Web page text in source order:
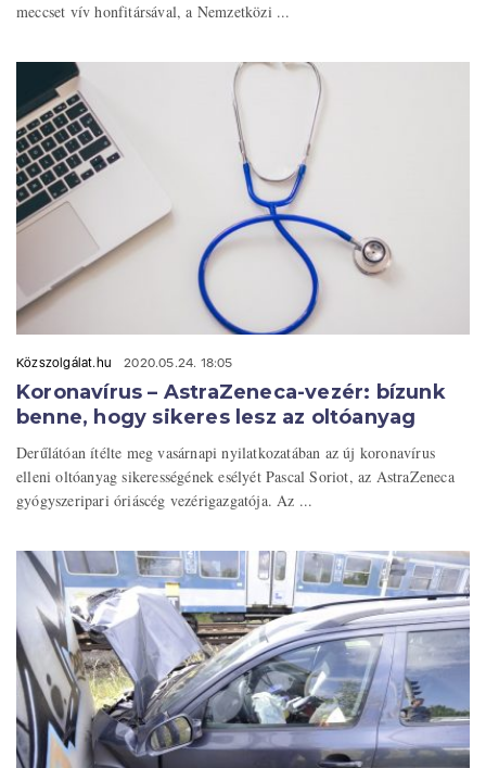
meccset vív honfitársával, a Nemzetközi ...
Közszolgálat.hu 2020.05.24. 18:05
Koronavírus – AstraZeneca-vezér: bízunk
benne, hogy sikeres lesz az oltóanyag
Derűlátóan ítélte meg vasárnapi nyilatkozatában az új koronavírus
elleni oltóanyag sikerességének esélyét Pascal Soriot, az AstraZeneca
gyógyszeripari óriáscég vezérigazgatója. Az ...